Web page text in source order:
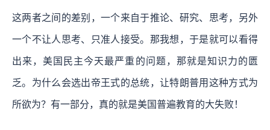
这两者之间的差别，一个来自于推论、研究、思考，另外
一个不让人思考、只准人接受。那我想，于是就可以看得
出来，美国民主今天最严重的问题，那就是知识力的匮
乏。为什么会选出帝王式的总统，让特朗普用这种方式为
所欲为？有一部分，真的就是美国普遍教育的大失败！